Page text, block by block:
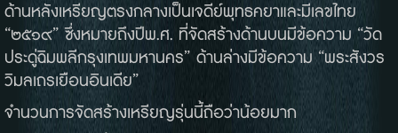
ด้านหลังเหรียญตรงกลางเป็นเจดีย์พุทธคยาและมีเลขไทย
“๒๕๑๙”ซึ่งหมายถึงปีพ.ศ. ที่จัดสร้างด้านบนมีข้อความ“วัด
ประดู่ฉิมพลีกรุงเทพมหานคร” ด้านล่างมีข้อความ“พระสังวร
วิมลเถรเยือนอินเดีย”
จำนวนการจัดสร้างเหรียญรุ่นนี้ถือว่าน้อยมาก